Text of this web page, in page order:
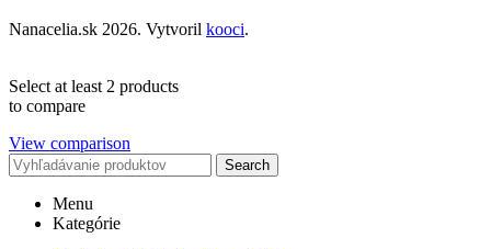
Nanacelia.sk 2026. Vytvoril kooci.
Select at least 2 products
to compare
View comparison
Search
Menu
Kategórie